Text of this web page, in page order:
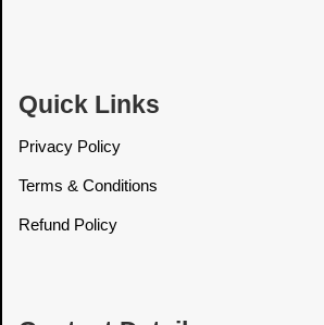
Quick Links
Privacy Policy
Terms & Conditions
Refund Policy